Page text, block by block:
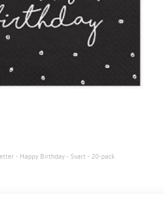
- Happy Birthday - Svart - 20-pack